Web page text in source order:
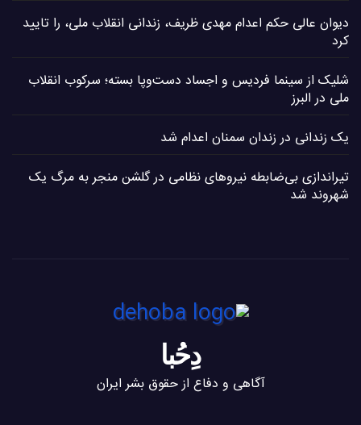
دیوان عالی حکم اعدام مهدی ظریف، زندانی انقلاب ملی، را تایید
کرد
شلیک از سینما فردیس و اجساد دست‌وپا بسته؛ سرکوب انقلاب
ملی در البرز
یک زندانی در زندان سمنان اعدام شد
تیراندازی بی‌ضابطه نیروهای نظامی در گلشن منجر به مرگ یک
شهروند شد
دِحُبا
آگاهی و دفاع از حقوق بشر ایران